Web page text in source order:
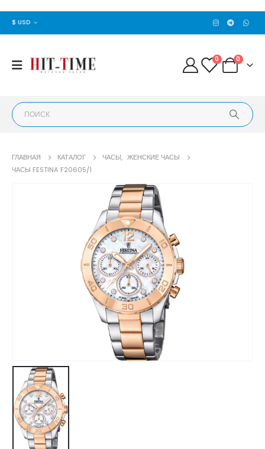
$ USD
0 0
ГЛАВНАЯ КАТАЛОГ ЧАСЫ, ЖЕНСКИЕ ЧАСЫ
ЧАСЫ FESTINA F20605/1